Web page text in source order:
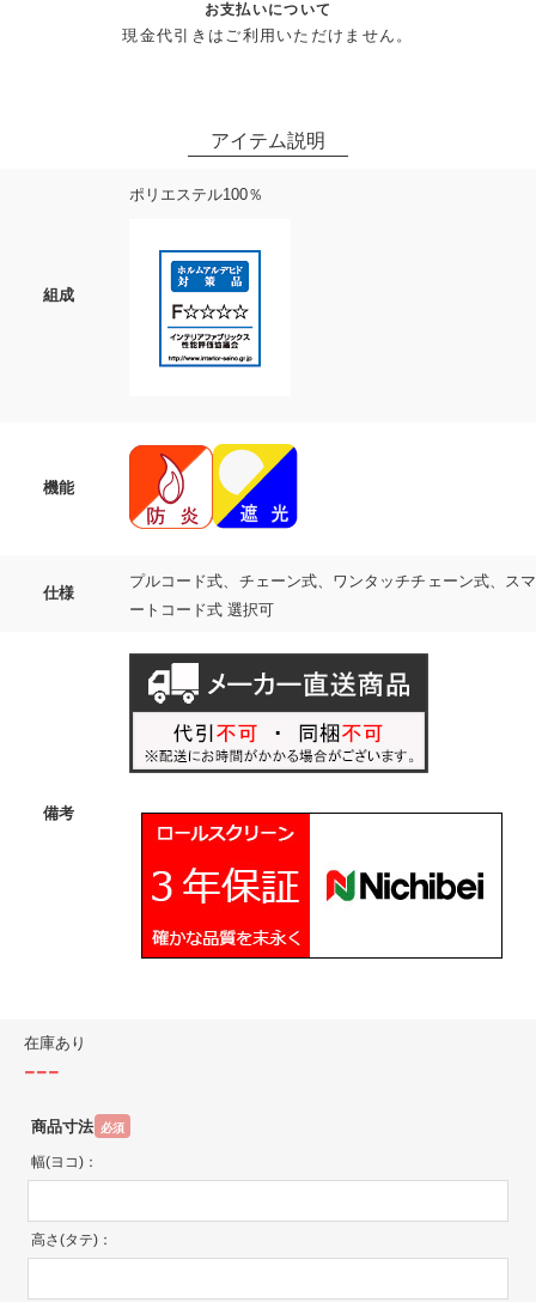
組成
ポリエステル100％
機能
仕様
プルコード式、チェーン式、ワンタッチチェーン式、スマ
ートコード式 選択可
備考
在庫あり
---
商品寸法 必須
幅(ヨコ)：
高さ(タテ)：
お支払いについて
現金代引きはご利用いただけません。